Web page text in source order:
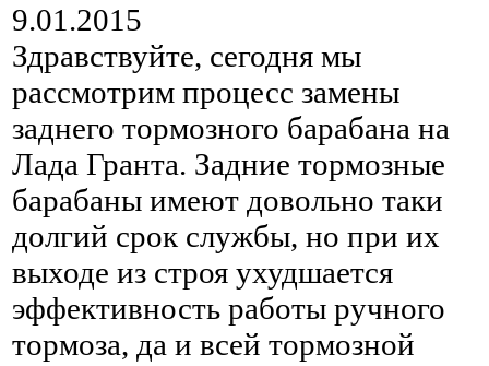
9.01.2015
Здравствуйте, сегодня мы
рассмотрим процесс замены
заднего тормозного барабана на
Лада Гранта. Задние тормозные
барабаны имеют довольно таки
долгий срок службы, но при их
выходе из строя ухудшается
эффективность работы ручного
тормоза, да и всей тормозной